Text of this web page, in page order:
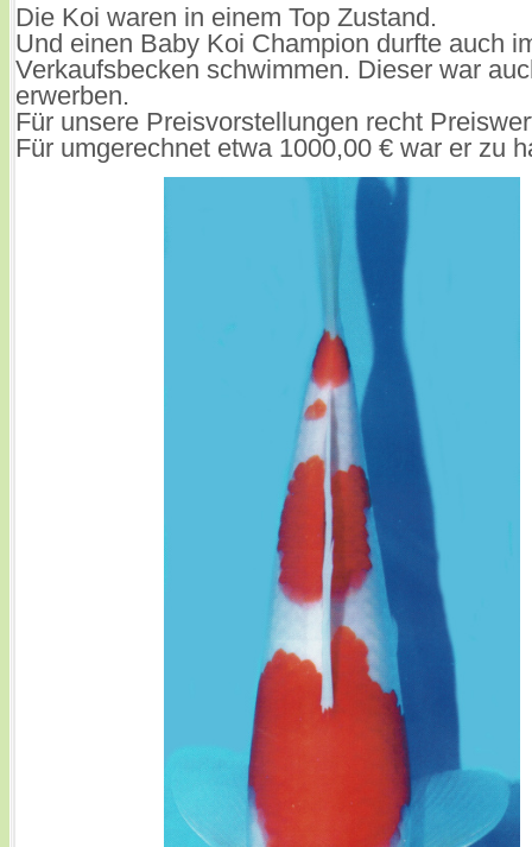
Die Koi waren in einem Top Zustand.
Und einen Baby Koi Champion durfte auch
Verkaufsbecken schwimmen. Dieser war
erwerben.
Für unsere Preisvorstellungen recht
Für umgerechnet etwa 1000,00 € war er zu